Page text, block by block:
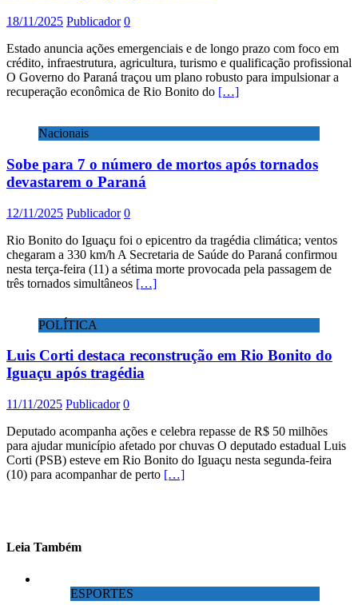
18/11/2025 Publicador 0
Estado anuncia ações emergenciais e de longo prazo com foco em
crédito, infraestrutura, agricultura, turismo e qualificação profissional
O Governo do Paraná traçou um plano robusto para impulsionar a
recuperação econômica de Rio Bonito do […]
Nacionais
Sobe para 7 o número de mortos após tornados
devastarem o Paraná
12/11/2025 Publicador 0
Rio Bonito do Iguaçu foi o epicentro da tragédia climática; ventos
chegaram a 330 km/h A Secretaria de Saúde do Paraná confirmou
nesta terça-feira (11) a sétima morte provocada pela passagem de
três tornados simultâneos […]
POLÍTICA
Luis Corti destaca reconstrução em Rio Bonito do
Iguaçu após tragédia
11/11/2025 Publicador 0
Deputado acompanha ações e celebra repasse de R$ 50 milhões
para ajudar município afetado por chuvas O deputado estadual Luis
Corti (PSB) esteve em Rio Bonito do Iguaçu nesta segunda-feira
(10) para acompanhar de perto […]
Leia Também
ESPORTES